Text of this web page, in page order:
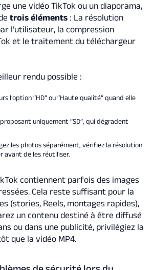
une vidéo TikTok ou un diaporama,
trois éléments : La résolution
l’utilisateur, la compression
et le traitement du téléchargeur
rendu possible :
l’option “HD” ou “Haute qualité” quand elle
uniquement “SD”, qui dégradent
les photos séparément, vérifiez la résolution
avant de les réutiliser.
contiennent parfois des images
Cela reste suffisant pour la
(stories, Reels, montages rapides),
un contenu destiné à être diffusé
ou dans une publicité, privilégiez la
que la vidéo MP4.